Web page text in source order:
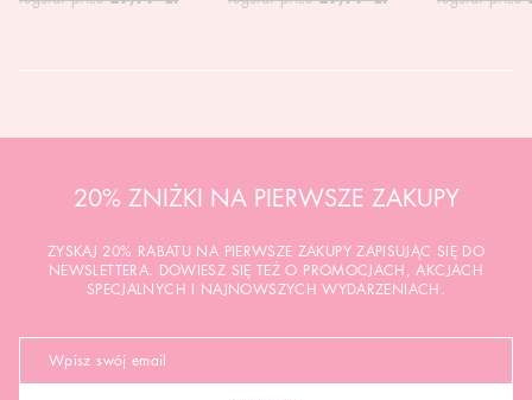
20% ZNIŻKI NA PIERWSZE ZAKUPY
ZYSKAJ 20% RABATU NA PIERWSZE ZAKUPY ZAPISUJĄC SIĘ DO
NEWSLETTERA. DOWIESZ SIĘ TEŻ O PROMOCJACH, AKCJACH
SPECJALNYCH I NAJNOWSZYCH WYDARZENIACH.